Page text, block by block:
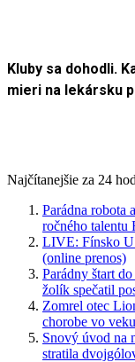
Kluby sa dohodli.
mieri na lekársku
Najčítanejšie za 24
Parádna robota
ročného talentu
LIVE: Fínsko
(online prenos)
Parádny štart
žolík spečatil
Zomrel otec
chorobe vo
Snový úvod na
stratila